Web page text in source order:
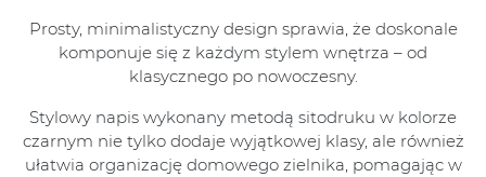
Prosty, minimalistyczny design sprawia, że doskonale
komponuje się z każdym stylem wnętrza – od
klasycznego po nowoczesny.
Stylowy napis wykonany metodą sitodruku w kolorze
czarnym nie tylko dodaje wyjątkowej klasy, ale również
ułatwia organizację domowego zielnika, pomagając w